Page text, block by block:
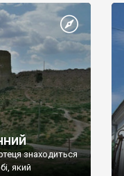
знаходиться
який